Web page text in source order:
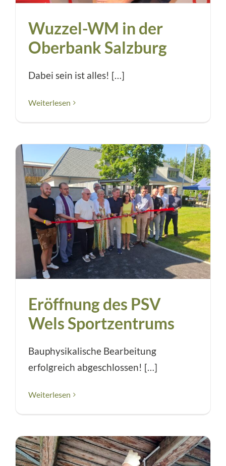
Wuzzel-WM in der
Oberbank Salzburg
Dabei sein ist alles! […]
Weiterlesen
Eröffnung des PSV
Wels Sportzentrums
Bauphysikalische Bearbeitung
erfolgreich abgeschlossen! […]
Weiterlesen